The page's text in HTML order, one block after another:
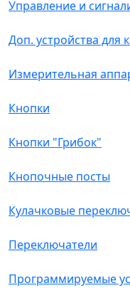
Управление и
Доп. устройства для
Измерительная
Кнопки
Кнопки "Грибок"
Кнопочные посты
Кулачковые
Переключатели
Программируемые